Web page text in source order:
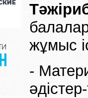
жұмыс
-